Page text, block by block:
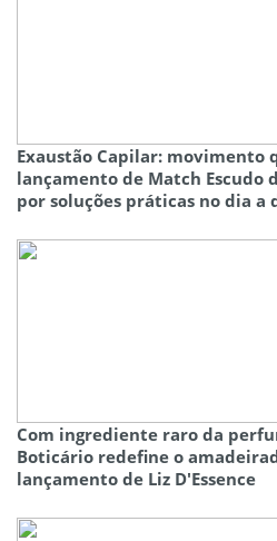
Exaustão Capilar: movimento
lançamento de Match Escudo
por soluções práticas no dia a
Com ingrediente raro da
Boticário redefine o
lançamento de Liz D'Essence